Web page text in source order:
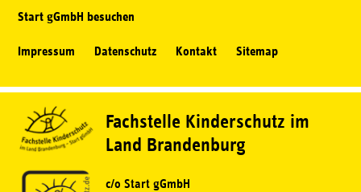
Start gGmbH besuchen
Impressum Datenschutz Kontakt Sitemap
Fachstelle Kinderschutz im
Land Brandenburg
c/o Start gGmbH